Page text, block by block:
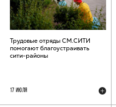
Трудовые отряды СМ.СИТИ
помогают благоустраивать
сити-районы
17 ИЮЛЯ